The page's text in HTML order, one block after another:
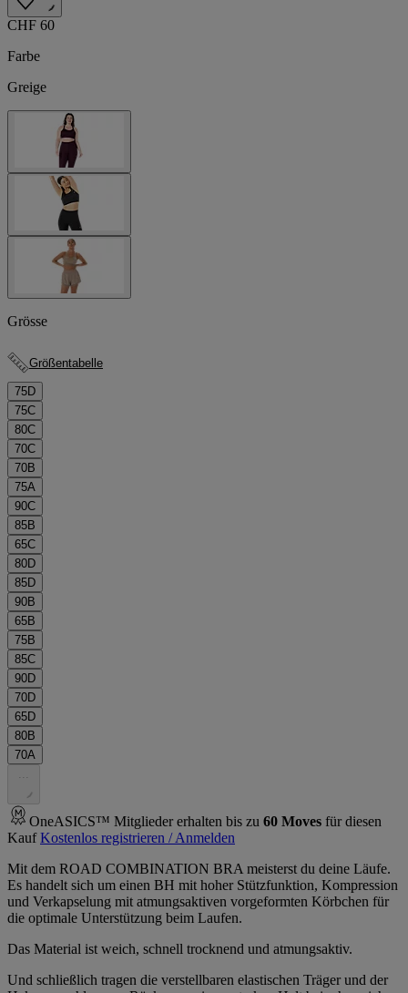
CHF 60
Farbe
Greige
Grösse
Größentabelle
75D
75C
80C
70C
70B
75A
90C
85B
65C
80D
85D
90B
65B
75B
85C
90D
70D
65D
80B
70A
. . .
OneASICS™ Mitglieder erhalten bis zu 60 Moves für diesen
Kauf Kostenlos registrieren / Anmelden
Mit dem ROAD COMBINATION BRA meisterst du deine Läufe.
Es handelt sich um einen BH mit hoher Stützfunktion, Kompression
und Verkapselung mit atmungsaktiven vorgeformten Körbchen für
die optimale Unterstützung beim Laufen.
Das Material ist weich, schnell trocknend und atmungsaktiv.
Und schließlich tragen die verstellbaren elastischen Träger und der